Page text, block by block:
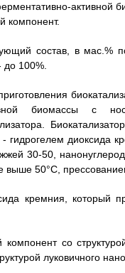
активной
компонент.
состав, в мас.%
100%.
биомассы с
гидрогелем диоксида
30-50,
выше 50°C,
кремния, который
компонент со
луковичного